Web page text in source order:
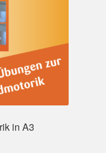
in A3